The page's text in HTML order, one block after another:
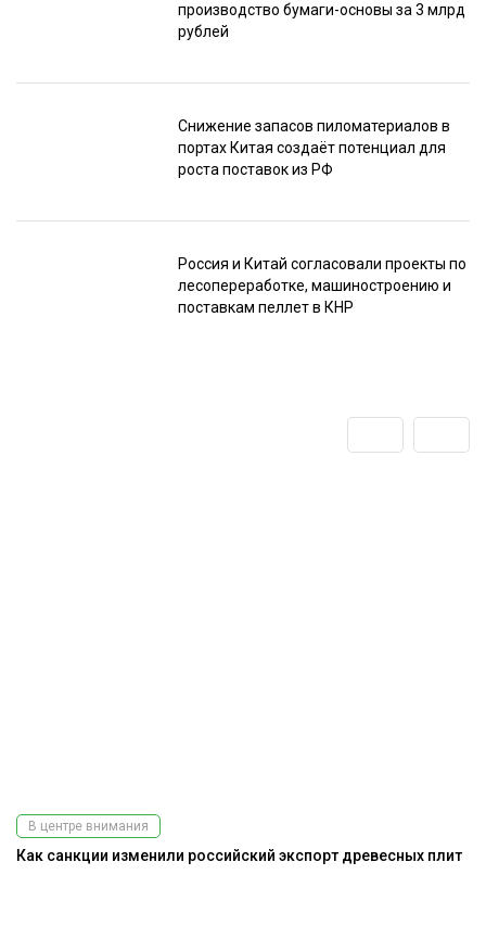
производство бумаги-основы за 3 млрд
рублей
Снижение запасов пиломатериалов в
портах Китая создаёт потенциал для
роста поставок из РФ
Россия и Китай согласовали проекты по
лесопереработке, машиностроению и
поставкам пеллет в КНР
В центре внимания
Как санкции изменили российский экспорт древесных плит